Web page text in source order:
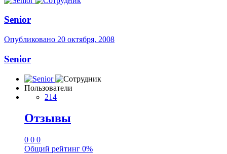
Senior
Опубликовано 20 октября, 2008
Senior
Пользователи
214
Отзывы
0 0 0
Общий рейтинг 0%